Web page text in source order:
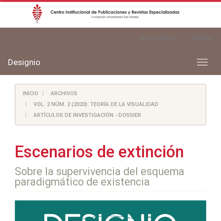
principal
Barra
lateral
Toggle
Designio
INICIO
ARCHIVOS
VOL. 2 NÚM. 2 (2020): TEORÍA DE LA VISUALIDAD
ARTÍCULOS DE INVESTIGACIÓN - DOSSIER
Escenarios de extinción
Sobre la supervivencia del esquema
paradigmático de existencia